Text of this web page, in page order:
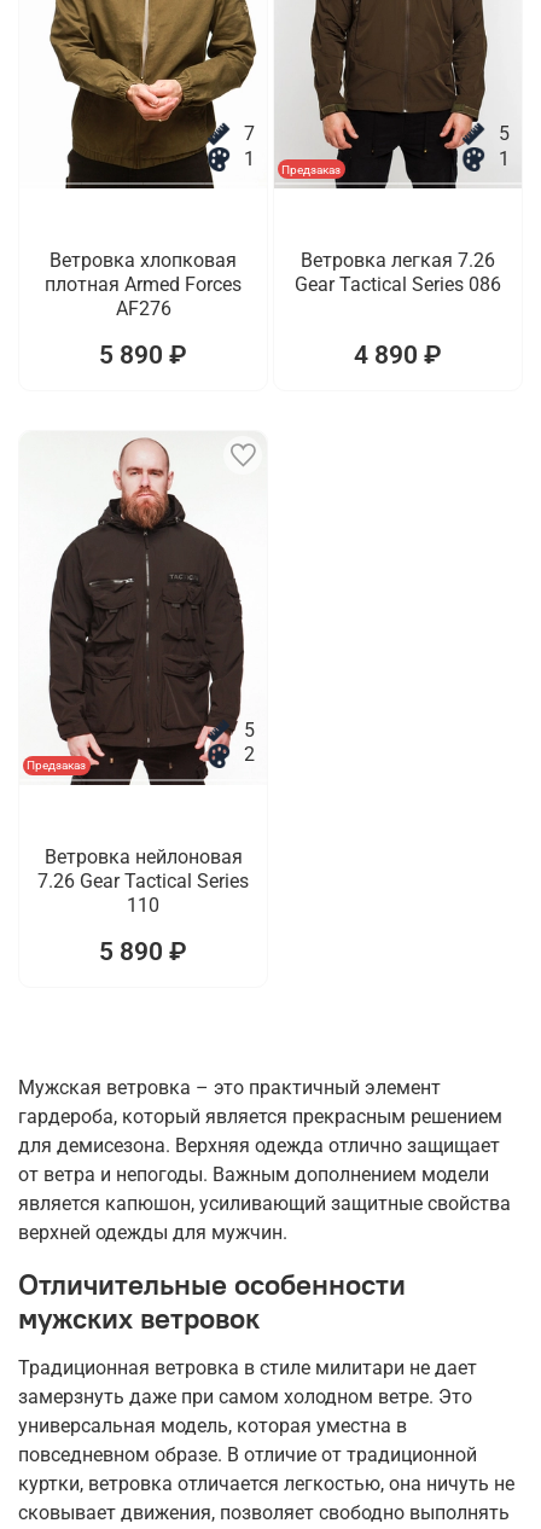
7
1
Ветровка хлопковая
плотная Armed Forces
AF276
5 890 ₽
Предзаказ
5
1
Ветровка легкая 7.26
Gear Tactical Series 086
4 890 ₽
Предзаказ
5
2
Ветровка нейлоновая
7.26 Gear Tactical Series
110
5 890 ₽
Мужская ветровка – это практичный элемент
гардероба, который является прекрасным решением
для демисезона. Верхняя одежда отлично защищает
от ветра и непогоды. Важным дополнением модели
является капюшон, усиливающий защитные свойства
верхней одежды для мужчин.
Отличительные особенности
мужских ветровок
Традиционная ветровка в стиле милитари не дает
замерзнуть даже при самом холодном ветре. Это
универсальная модель, которая уместна в
повседневном образе. В отличие от традиционной
куртки, ветровка отличается легкостью, она ничуть не
сковывает движения, позволяет свободно выполнять